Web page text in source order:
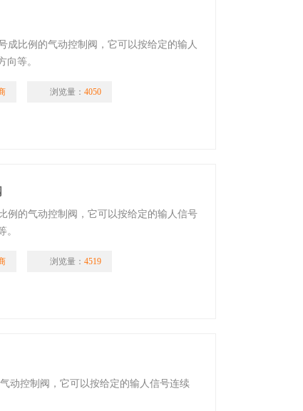
成比例的气动控制阀，它可以按给定的输人
向等。
浏览量：4050
例的气动控制阀，它可以按给定的输人信号
。
浏览量：4519
动控制阀，它可以按给定的输人信号连续